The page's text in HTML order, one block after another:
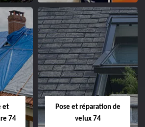
et
74
Pose et réparation de
velux 74